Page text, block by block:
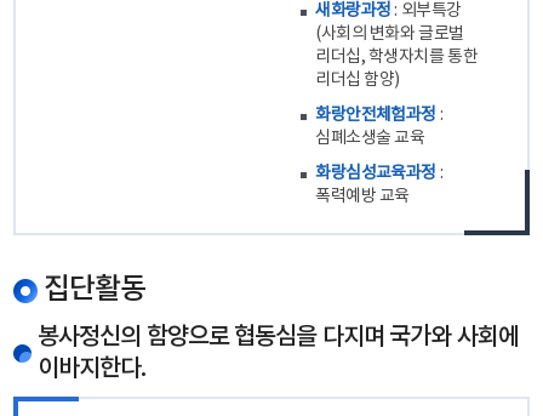
새화랑과정 : 외부특강
(사회의 변화와 글로벌
리더십, 학생자치를 통한
리더십 함양)
화랑안전체험과정 :
심폐소생술 교육
화랑심성교육과정 :
폭력예방 교육
집단활동
봉사정신의 함양으로 협동심을 다지며 국가와 사회에
이바지한다.